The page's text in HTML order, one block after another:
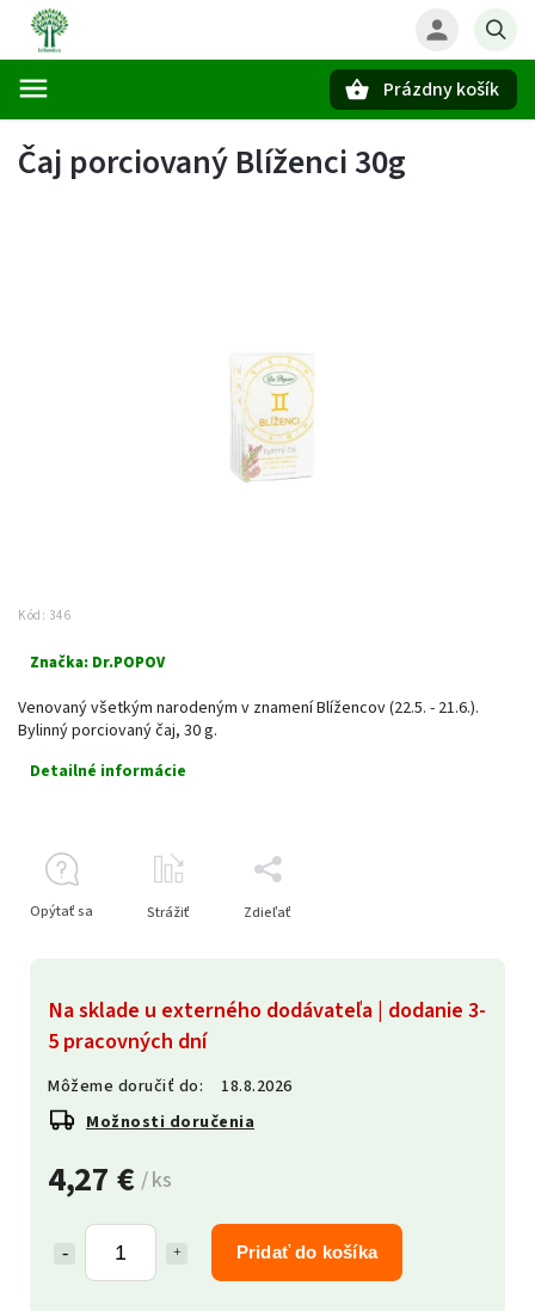
Prázdny košík
Čaj porciovaný Blíženci 30g
Kód: 346
Značka: Dr.POPOV
4,27 € / ks
Pridať do košíka
Na sklade u externého dodávateľa | dodanie 3-
5 pracovných dní
Môžeme doručiť do:
18.8.2026
Možnosti doručenia
Venovaný všetkým narodeným v znamení Blížencov (22.5. - 21.6.).
Bylinný porciovaný čaj, 30 g.
Detailné informácie
Opýtať sa Strážiť Zdieľať